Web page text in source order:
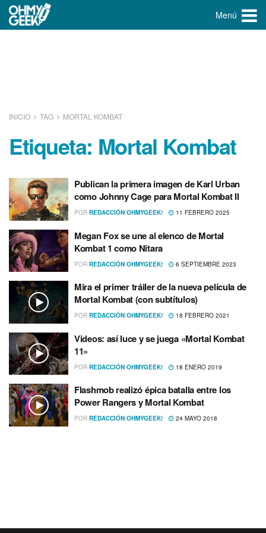
Menú
INICIO TAG MORTAL KOMBAT
Etiqueta: Mortal Kombat
Publican la primera imagen de Karl Urban
como Johnny Cage para Mortal Kombat II
POR REDACCIÓN OHMYGEEK! 11 FEBRERO 2025
Megan Fox se une al elenco de Mortal
Kombat 1 como Nitara
POR REDACCIÓN OHMYGEEK! 6 SEPTIEMBRE 2023
Mira el primer tráiler de la nueva pelí­cula de
Mortal Kombat (con subtí­tulos)
POR REDACCIÓN OHMYGEEK! 18 FEBRERO 2021
Videos: así­ luce y se juega «Mortal Kombat
11»
POR REDACCIÓN OHMYGEEK! 18 ENERO 2019
Flashmob realizó épica batalla entre los
Power Rangers y Mortal Kombat
POR REDACCIÓN OHMYGEEK! 24 MAYO 2018